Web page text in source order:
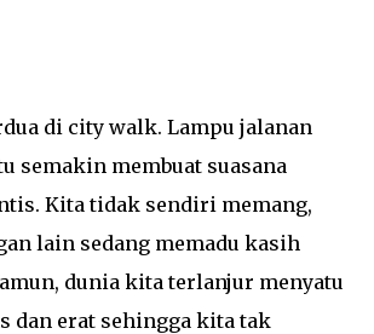
di city walk. Lampu jalanan
semakin membuat suasana
Kita tidak sendiri memang,
lain sedang memadu kasih
dunia kita terlanjur menyatu
dan erat sehingga kita tak